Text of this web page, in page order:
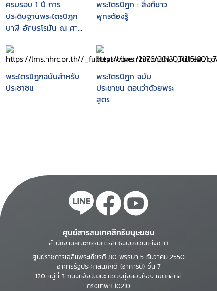
ครบรอบ 1 ปี การ
ประดิษฐานพระไตรปิฏก
บาฬี อักษรโรมัน ณ ศาล
อาณาจักรไทย
พระไตรปิฎก : สิ่งที่ชาว
พุทธต้องรู้
พระไตรปิฎกฉบับสำหรับ
ประชาชน
พระไตรปิฎก ฉบับ
ประชาชน ตอนว่าด้วยพระ
สูตร
ศูนย์สารสนเทศสิทธิมนุษยชน
สำนักงานคณะกรรมการสิทธิมนุษยชนแห่งชาติ
ศูนย์ราชการเฉลิมพระเกียรติ 80 พรรษา 5 ธันวาคม 2550
อาคารรัฐประศาสนภักดี (อาคารบี) ชั้น 7
120 หมู่ที่ 3 ถนนแจ้งวัฒนะ แขวงทุ่งสองห้อง เขตหลักสี่
กรุงเทพฯ 10210